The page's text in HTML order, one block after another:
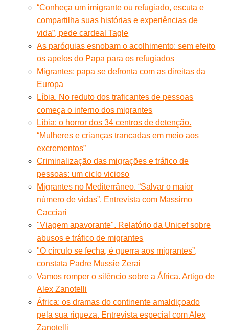
“Conheça um imigrante ou refugiado, escuta e
compartilha suas histórias e experiências de
vida”, pede cardeal Tagle
As paróquias esnobam o acolhimento: sem efeito
os apelos do Papa para os refugiados
Migrantes: papa se defronta com as direitas da
Europa
Líbia. No reduto dos traficantes de pessoas
começa o inferno dos migrantes
Líbia: o horror dos 34 centros de detenção.
“Mulheres e crianças trancadas em meio aos
excrementos”
Criminalização das migrações e tráfico de
pessoas: um ciclo vicioso
Migrantes no Mediterrâneo. “Salvar o maior
número de vidas”. Entrevista com Massimo
Cacciari
"Viagem apavorante". Relatório da Unicef sobre
abusos e tráfico de migrantes
"O círculo se fecha, é guerra aos migrantes”,
constata Padre Mussie Zerai
Vamos romper o silêncio sobre a África. Artigo de
Alex Zanotelli
África: os dramas do continente amaldiçoado
pela sua riqueza. Entrevista especial com Alex
Zanotelli